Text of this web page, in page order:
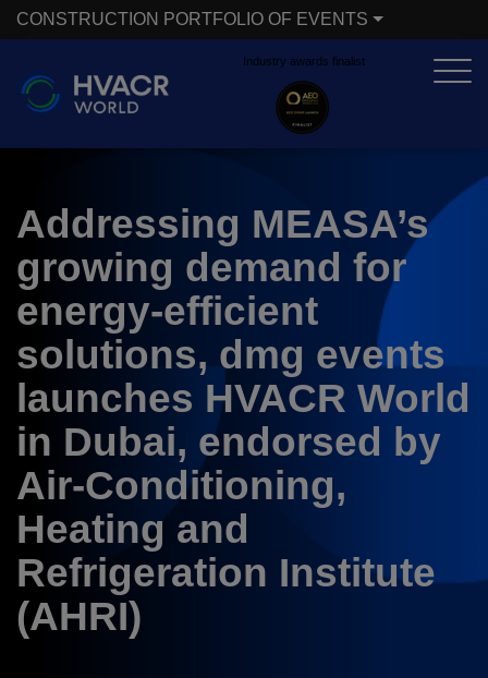
CONSTRUCTION PORTFOLIO OF EVENTS
X
CONSTRUCTION PORTFOLIO OF EVENTS
UNITED ARAB EMIRATES
Big 5 Global
Heavy
Totally Concrete
Marble & Stone World
Urban Design &
Landscape
Windows, Doors &
Facades
HVACR World
LiveableCitiesX
GeoWorld
EGYPT
Big 5 Construct Egypt
Egypt Infrastructure Expo
ETHIOPIA
Big 5 Construct Ethiopia
East Africa Infrastructure
Expo
Industry awards finalist
Addressing MEASA’s
growing demand for
energy-efficient
solutions, dmg events
launches HVACR World
in Dubai, endorsed by
Air-Conditioning,
Heating and
Refrigeration Institute
(AHRI)